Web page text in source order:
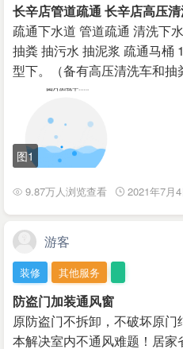
长辛店管道疏通 长辛店高压
疏通下水道 管道疏通 清洗下
抽粪 抽污水 抽泥浆 疏通马桶
型下。（备有高压清洗车和
图1
9.87万人浏览查看 2021年7月4
游客
装修 其他服务
防盗门加装通风窗
原防盗门不拆卸，不破坏原
本解决室内不通风难题！居